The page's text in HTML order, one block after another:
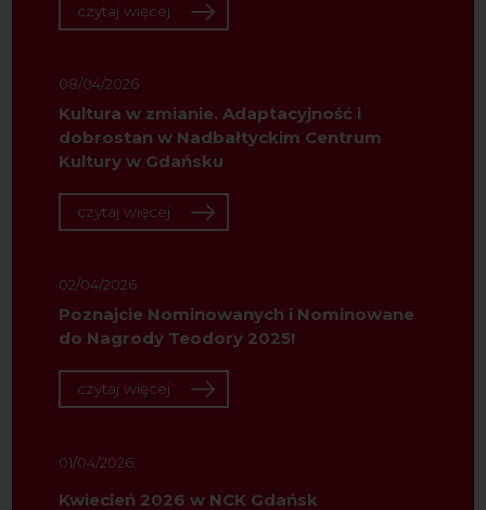
czytaj więcej
08/04/2026
Kultura w zmianie. Adaptacyjność i
dobrostan w Nadbałtyckim Centrum
Kultury w Gdańsku
czytaj więcej
02/04/2026
Poznajcie Nominowanych i Nominowane
do Nagrody Teodory 2025!
czytaj więcej
01/04/2026
Kwiecień 2026 w NCK Gdańsk